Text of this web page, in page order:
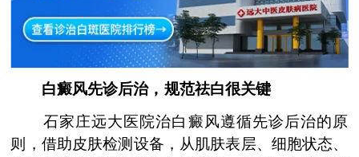
白癜风先诊后治，规范祛白很关键
石家庄远大医院治白癜风遵循先诊后治的原
则，借助皮肤检测设备，从肌肤表层、细胞状态、